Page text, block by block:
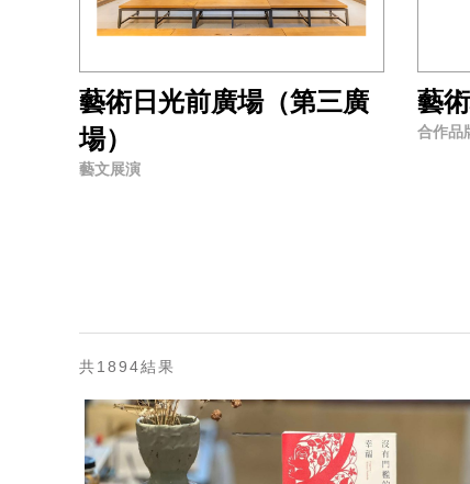
藝術日光前廣場（第三廣
場）
藝文展演
藝
合作品
共1894結果